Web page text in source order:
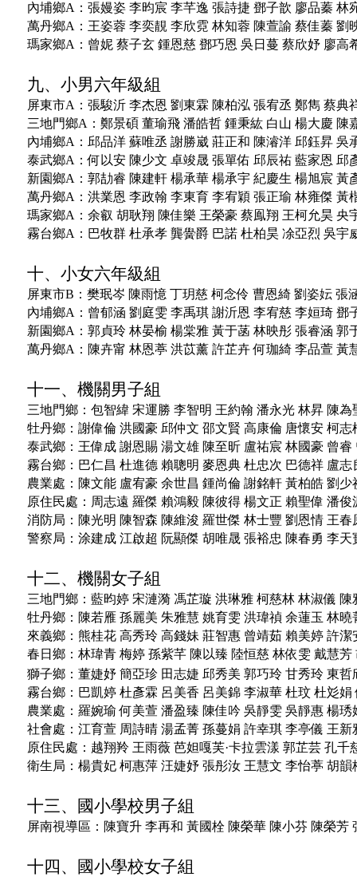
內埔鄉A： 張嫚姿 李昀宸 李芊逸 張詩捷 鄧子歆 廖品蓁 林
萬丹鄉A： 王姿蓉 李奕靚 李欣霓 林知蓉 陳萱諭 蔡佳蓁 劉
瑪家鄉A： 曾妮 蔡子玄 鍾恩慈 鄧巧恩 吳日蔓 蔡欣妤 廖高
九、小男六年級組
屏東市A： 張駿沂 李杰恩 劉東霖 陳柏泓 張宥丞 鄭雋 蔡典
三地門鄉A： 鄭景碩 董瑜飛 潘皓哲 鍾秉紘 白山 楊大慶 陳
內埔鄉A： 邱品洋 蘇唯丞 謝勝崴 莊正和 陳濬洋 邱鈺昇 吳
泰武鄉A：何以安 陳少文 卓竣晟 張單佑 邱辰祐 藍家恩 邱
新園鄉A： 郭劼睿 陳建軒 楊承華 楊承宇 紀慶生 楊旭宸 黃
萬丹鄉A： 洪業恩 李政翰 李東育 李宥穎 張正瑜 林雍傑 黃
瑪家鄉A： 余叡 胡耿翔 陳佳樂 王榮豪 蔡鳯翔 王柯允昊 央
霧台鄉A： 巴牧群 杜承孝 龔黌爵 巴諾 杜柏昊 凃亞烈 吳宇
十、小女六年級組
屏東市B： 樊珉岑 陳雨憶 丁玥慈 柯念伶 曹恩綺 劉姿妘 張
內埔鄉A： 曾郁涵 劉庭雯 李禹琪 謝沂恩 李宥慈 李姮琦 鄧
新園鄉A： 郭貞玲 林晏榆 楊棠雅 黃于菡 林映彤 張睿涵 郭
萬丹鄉A： 陳卉甯 林恩葶 洪苡薰 許芷卉何珈綺 李品萱 黃
十一、機關男子組
三地門鄉： 包智緯 宋運勝 李智明 王約翰 潘永光 林昇 陳為
牡丹鄉： 謝偉倫 洪國豪 邱仲文 邵文賢 高康倫 唐懷安 柯志
泰武鄉： 王偉成 謝恩賜 湯文雄 陳至昕 盧祐宸 林國豪 曾睿
霧台鄉： 巴仁昌 杜進德 賴聰明 麥恩典 杜忠次 巴德祥 盧志
農業處： 陳文能 盧宥豪 余世昌 鍾尚倫 謝銘軒 黃柏皓 劉少
原住民處： 周志遠 羅傑 賴鴻毅 陳彼得 楊文正 賴聖偉 潘俊
消防局： 陳光明 陳智森 陳維浚 羅世傑 林士豐 劉恩情 王春
警察局： 涂建成 江啟超 阮顯傑 胡唯晟 張裕忠 陳春勇 李天
十二、機關女子組
三地門鄉： 藍昀婷 宋漣漪 馮芷璇 洪琳雅 柯慈林 林淑儀 陳
牡丹鄉： 陳若雁 孫麗美 朱雅慧 姚育雯 洪瑋禎 余蓮玉 林曉
來義鄉： 熊桂花 高秀玲 高錢妹 莊智惠 曾靖茹 賴美婷 許潔
春日鄉： 林瑋青 梅婷 孫紫芊 陳以臻 陸恒慈 林依雯 戴慧芳
獅子鄉： 董婕妤 簡亞珍 田志婕 邱秀美 郭巧玲 甘秀玲 東哲
霧台鄉： 巴凱婷 杜彥霖 呂美香 呂美錦 李淑華 杜玟 杜彣娟
農業處： 羅婉瑜何美萱 潘盈臻 陳佳吟 吳靜雯 吳靜惠 楊琇
社會處： 江育萱 周詩晴 湯孟菁 孫蔓娟 許幸琪 李亭儀 王新
原住民處： 越翔羚 王雨薇 芭妲嘎芙·卡拉雲漾 郭芷芸 孔千
衛生局： 楊貴妃 柯惠萍 汪婕妤 張彤汝 王慧文 李怡葶 胡韻
十三、國小學校男子組
屏南視導區： 陳寶升 李再和 黃國栓 陳榮華 陳小芬 陳榮芳
十四、國小學校女子組